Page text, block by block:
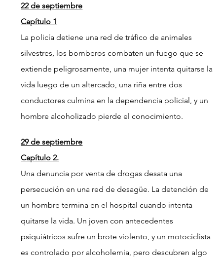
22 de septiembre
Capítulo 1
La policía detiene una red de tráfico de animales
silvestres, los bomberos combaten un fuego que se
extiende peligrosamente, una mujer intenta quitarse la
vida luego de un altercado, una riña entre dos
conductores culmina en la dependencia policial, y un
hombre alcoholizado pierde el conocimiento.
29 de septiembre
Capítulo 2.
Una denuncia por venta de drogas desata una
persecución en una red de desagüe. La detención de
un hombre termina en el hospital cuando intenta
quitarse la vida. Un joven con antecedentes
psiquiátricos sufre un brote violento, y un motociclista
es controlado por alcoholemia, pero descubren algo